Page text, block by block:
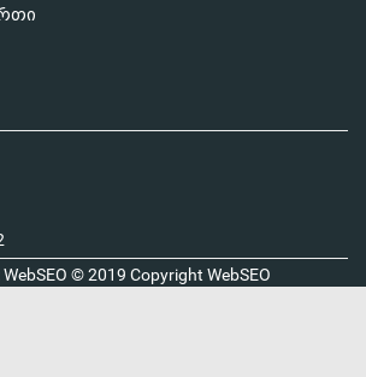
WebSEO © 2019 Copyright WebSEO